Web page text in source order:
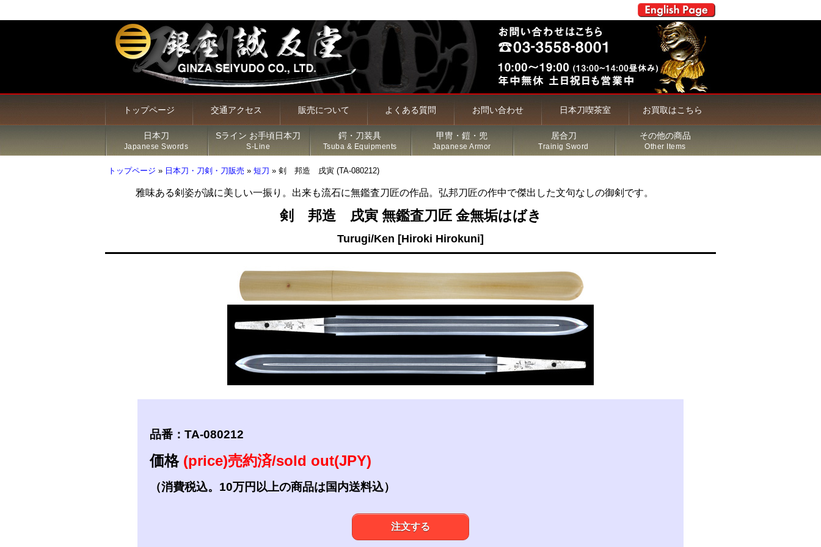
トップページ 交通アクセス 販売について よくある質問 お問い合わせ 日本刀喫茶室 お買取はこちら
日本刀
Japanese Swords
槍・薙刀
特価品
参考資料
研磨・諸工作
Sライン お手頃日本刀
S-Line
鍔・刀装具
Tsuba & Equipments
甲冑・鎧・兜
Japanese Armor
居合刀
Trainig Sword
その他の商品
Other Items
トップページ » 日本刀・刀剣・刀販売 » 短刀 » 剣 邦造 戌寅 (TA-080212)
雅味ある剣姿が誠に美しい一振り。出来も流石に無鑑査刀匠の作品。弘邦刀匠の作中で傑出した文句なしの御剣です。
剣 邦造 戌寅 無鑑査刀匠 金無垢はばき
Turugi/Ken [Hiroki Hirokuni]
品番：TA-080212
価格 (price)売約済/sold out(JPY)
（消費税込。10万円以上の商品は国内送料込）
注文する